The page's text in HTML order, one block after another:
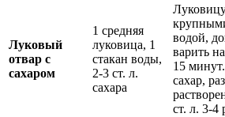
Луковый
отвар с
сахаром
1 средняя
луковица, 1
стакан воды,
2-3 ст. л.
сахара
водой,
варить
15
сахар,
ст. л. 3-4